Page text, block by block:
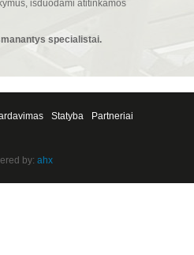
išduodami atitinkamos
specialistai.
Statyba
Partneriai
by: ahx